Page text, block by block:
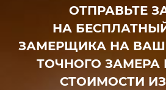
ОТПРАВЬТЕ
НА
ЗАМЕРЩИКА НА ВАШ
ТОЧНОГО ЗАМЕРА
СТОИМОСТИ